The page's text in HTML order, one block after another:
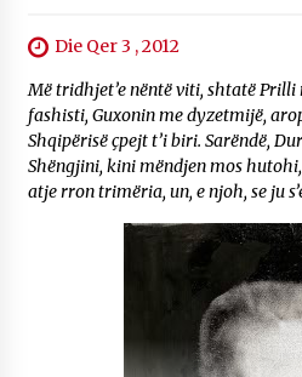
Die Qer 3 , 2012
Më tridhjet’e nëntë viti, shtatë Prilli
fashisti, Guxonin me dyzetmijë,
Shqipërisë çpejt t’i biri. Sarëndë,
Shëngjini, kini mëndjen mos
atje rron trimëria, un, e njoh, se ju